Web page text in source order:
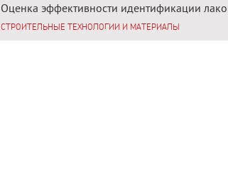
Оценка эффективности идентификации
СТРОИТЕЛЬНЫЕ ТЕХНОЛОГИИ И МАТЕРИАЛЫ